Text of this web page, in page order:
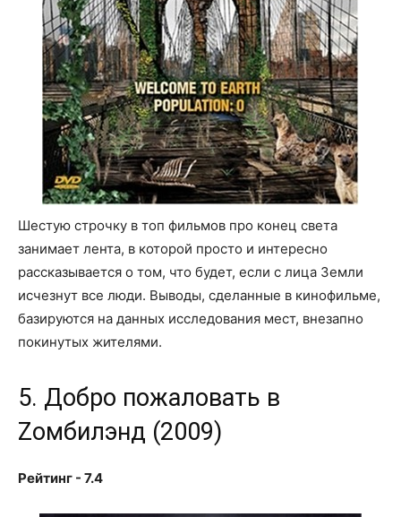
Шестую строчку в топ фильмов про конец света
занимает лента, в которой просто и интересно
рассказывается о том, что будет, если с лица Земли
исчезнут все люди. Выводы, сделанные в кинофильме,
базируются на данных исследования мест, внезапно
покинутых жителями.
5. Добро пожаловать в
Zомбилэнд (2009)
Рейтинг - 7.4